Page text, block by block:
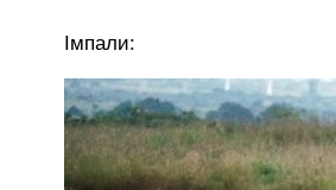
Імпали: